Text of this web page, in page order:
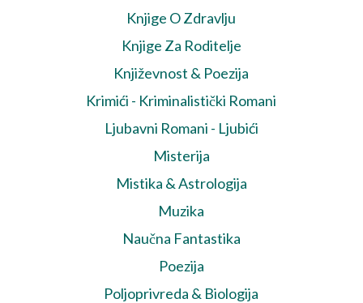
Knjige O Zdravlju
Knjige Za Roditelje
Književnost & Poezija
Krimići - Kriminalistički Romani
Ljubavni Romani - Ljubići
Misterija
Mistika & Astrologija
Muzika
Naučna Fantastika
Poezija
Poljoprivreda & Biologija